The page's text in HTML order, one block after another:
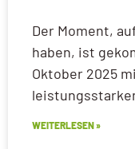
Der Moment,
haben, ist
Oktober 2025
WEITERLESEN »